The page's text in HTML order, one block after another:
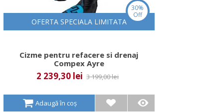
30%
Off
OFERTA SPECIALA LIMITATA
Cizme pentru refacere si drenaj
Compex Ayre
2 239,30 lei 3 199,00 lei
Adaugă în coș